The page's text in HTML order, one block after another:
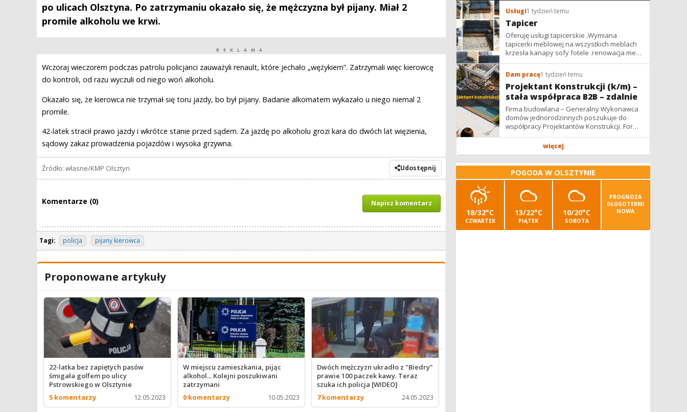
po ulicach Olsztyna. Po zatrzymaniu okazało się, że mężczyzna był pijany. Miał 2
promile alkoholu we krwi.
REKLAMA
Wczoraj wieczorem podczas patrolu policjanci zauważyli renault, które jechało „wężykiem”. Zatrzymali więc kierowcę
do kontroli, od razu wyczuli od niego woń alkoholu.
Okazało się, że kierowca nie trzymał się toru jazdy, bo był pijany. Badanie alkomatem wykazało u niego niemal 2
promile.
42-latek stracił prawo jazdy i wkrótce stanie przed sądem. Za jazdę po alkoholu grozi kara do dwóch lat więzienia,
sądowy zakaz prowadzenia pojazdów i wysoka grzywna.
Źródło: własne/KMP Olsztyn Udostępnij
Komentarze (0) Napisz komentarz
Tagi: policja pijany kierowca
Proponowane artykuły
22-latka bez zapiętych pasów
śmigała golfem po ulicy
Pstrowskiego w Olsztynie
5 komentarzy
12.05.2023
W miejscu zamieszkania, pijąc
alkohol... Kolejni poszukiwani
zatrzymani
0 komentarzy
10.05.2023
Dwóch mężczyzn ukradło z "Biedry"
prawie 100 paczek kawy. Teraz
szuka ich policja [WIDEO]
7 komentarzy
24.05.2023
Usługi1 tydzień temu
Tapicer
Oferuję usługi tapicerskie .Wymiana
tapicerki meblowej na wszystkich meblach
krzesła kanapy sofy fotele .renowacja mebli
vintage,PRL. glamur
Dam pracę1 tydzień temu
Projektant Konstrukcji (k/m) –
stała współpraca B2B – zdalnie
Firma budowlana – Generalny Wykonawca
domów jednorodzinnych poszukuje do
współpracy Projektantów Konstrukcji. Forma
współpracy: B2B / podwykonawstwo –
więcej
POGODA W OLSZTYNIE
18/32°C
CZWARTEK
13/22°C
PIĄTEK
10/20°C
SOBOTA
PROGNOZA
DŁUGOTERMI
NOWA